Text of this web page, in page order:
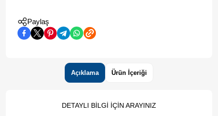
Paylaş
Açıklama Ürün İçeriği
DETAYLI BİLGİ İÇİN ARAYINIZ